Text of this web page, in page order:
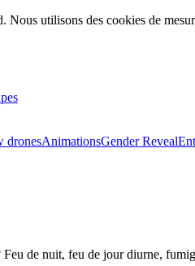
Nous utilisons des cookies de
dronesAnimationsGender Reveal
de nuit, feu de jour diurne,